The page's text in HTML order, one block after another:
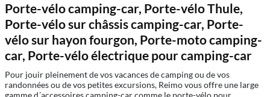
Porte-vélo camping-car, Porte-vélo Thule,
Porte-vélo sur châssis camping-car, Porte-
vélo sur hayon fourgon, Porte-moto camping-
car, Porte-vélo électrique pour camping-car
Pour jouir pleinement de vos vacances de camping ou de vos
randonnées ou de vos petites excursions, Reimo vous offre une large
gamme d´accessoires camping-car comme le porte-vélo pour